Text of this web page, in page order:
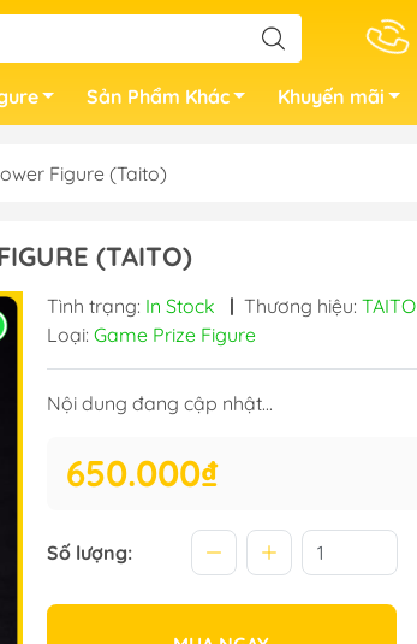
Sản Phẩm Khác Khuyến mãi
Figure (Taito)
(TAITO)
Tình trạng: In Stock | Thương hiệu: TAITO
Loại: Game Prize Figure
Nội dung đang cập nhật...
650.000₫
Số lượng: